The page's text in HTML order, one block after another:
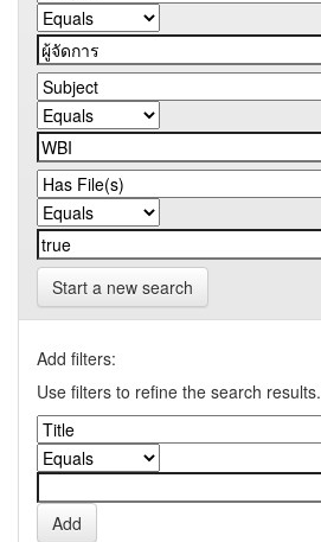
Start a new search
Add filters:
Use filters to refine the search results.